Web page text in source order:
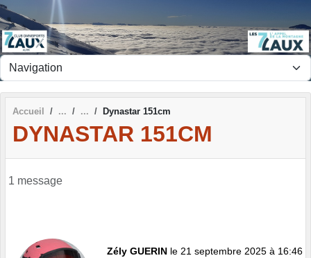
Accueil Dynastar 151cm
DYNASTAR 151CM
1 message
Zély GUERIN le 21 septembre 2025 à 16:46
Panneau de gestion des cookies